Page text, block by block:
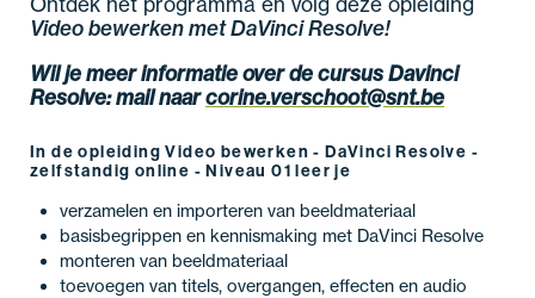
Video bewerken met DaVinci Resolve!
Wil je meer informatie over de cursusDavinci
Resolve:mail naarcorine.verschoot@snt.be
In de opleiding Video bewerken - DaVinci Resolve -
zelfstandig online - Niveau 01 leer je
verzamelen en importeren van beeldmateriaal
basisbegrippen en kennismaking met DaVinci Resolve
monteren van beeldmateriaal
toevoegen van titels, overgangen, effecten en audio